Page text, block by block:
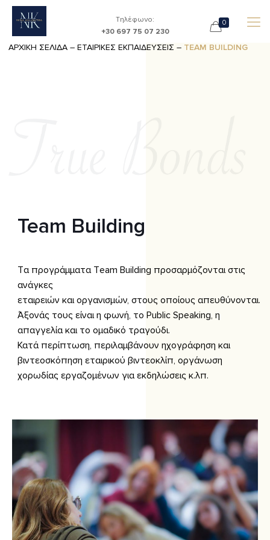
Τηλέφωνο:
+30 697 75 07 230
0
ΑΡΧΙΚΗ ΣΕΛΙΔΑ– ΕΤΑΙΡΙΚΕΣ ΕΚΠΑΙΔΕΥΣΕΙΣ – TEAM BUILDING
Team Building
Tα προγράμματα Τeam Building προσαρμόζονται στις
ανάγκες
εταιρειών και οργανισμών, στους οποίους απευθύνονται.
Άξονάς τους είναι η φωνή, το Public Speaking, η
απαγγελία και το ομαδικό τραγούδι.
Κατά περίπτωση, περιλαμβάνουν ηχογράφηση και
βιντεοσκόπηση εταιρικού βιντεοκλίπ, οργάνωση
χορωδίας εργαζομένων για εκδηλώσεις κ.λπ.